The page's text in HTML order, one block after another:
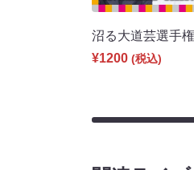
沼る大道芸選手
¥1200 (税込)